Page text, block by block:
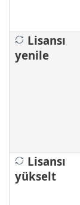
Lisansı
yenile
Lisansı
yükselt